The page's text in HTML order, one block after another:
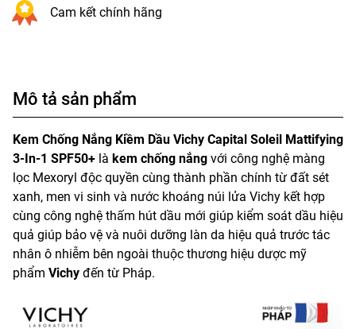
Cam kết chính hãng
Mô tả sản phẩm
Kem Chống Nắng Kiềm Dầu Vichy Capital Soleil Mattifying
3-In-1 SPF50+ là kem chống nắng với công nghệ màng
lọc Mexoryl độc quyền cùng thành phần chính từ đất sét
xanh, men vi sinh và nước khoáng núi lửa Vichy kết hợp
cùng công nghệ thấm hút dầu mới giúp kiểm soát dầu hiệu
quả giúp bảo vệ và nuôi dưỡng làn da hiệu quả trước tác
nhân ô nhiễm bên ngoài thuộc thương hiệu dược mỹ
phẩm Vichy đến từ Pháp.